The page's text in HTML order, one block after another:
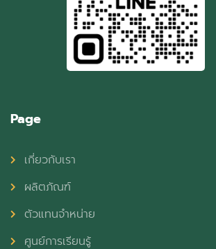
Page
เกี่ยวกับเรา
ผลิตภัณฑ์
ตัวแทนจำหน่าย
ศูนย์การเรียนรู้